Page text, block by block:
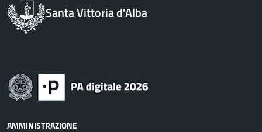
Santa Vittoria d'Alba
AMMINISTRAZIONE